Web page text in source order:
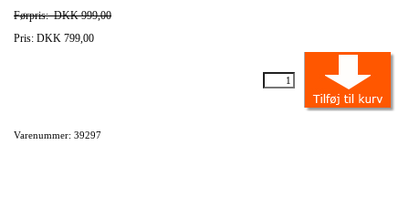
Førpris:DKK 999,00
Pris: DKK 799,00
Varenummer: 39297